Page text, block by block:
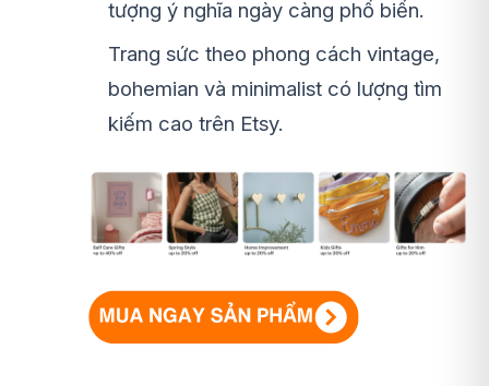
tượng ý nghĩa ngày càng phổ biến.
Trang sức theo phong cách vintage,
bohemian và minimalist có lượng tìm
kiếm cao trên Etsy.